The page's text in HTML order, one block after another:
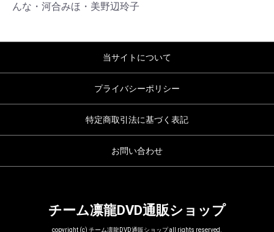
んな・河合みほ・美野辺玲子
当サイトについて
プライバシーポリシー
特定商取引法に基づく表記
お問い合わせ
チーム凛龍DVD通販ショップ
copyright (c) チーム凛龍DVD通販ショップ all rights reserved.